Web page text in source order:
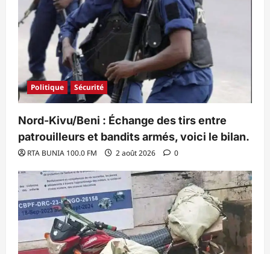
Politique Sécurité
Nord-Kivu/Beni : Échange des tirs entre
patrouilleurs et bandits armés, voici le bilan.
RTA BUNIA 100.0 FM 2 août 2026 0